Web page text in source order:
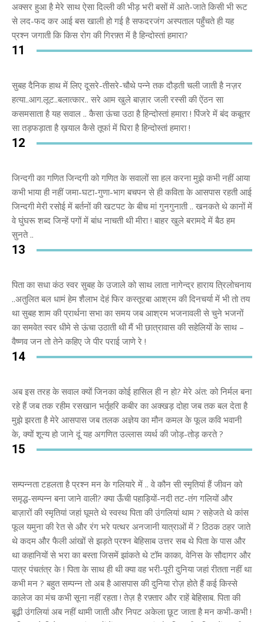
अक्सर हुआ है मेरे साथ ऐसा दिल्ली की भीड़ भरी बसों में आते-जाते किसी भी रूट
से लद-फद कर आई बस खाली हो गई है सफदरजंग अस्पताल पहुँचते ही यह
प्रश्न जगाती कि किस रोग की गिरफ़्त में है हिन्दोस्तां हमारा?
11
सुबह दैनिक हाथ में लिए दूसरे-तीसरे-चौथे पन्ने तक दौड़ती चली जाती है नज़र
हत्या..आग.लूट..बलात्कार.. सरे आम खुले बाज़ार जली रस्सी की ऐंठन सा
कसमसाता है यह सवाल .. कैसा ऊंचा उठा है हिन्दोस्तां हमारा ! पिंजरे में बंद कबूतर
सा तड़फड़ाता है ख़याल कैसे तूफां में घिरा है हिन्दोस्तां हमारा !
12
जिन्दगी का गणित जिन्दगी को गणित के सवालों सा हल करना मुझे कभी नहीं आया
कभी भाया ही नहीं जमा-घटा-गुणा-भाग बचपन से ही कविता के आसपास रहती आई
जिन्दगी मेरी रसोई में बर्तनों की खटपट के बीच मां गुनगुनाती .. खनकते थे कानों में
वे घुंघरू शब्द जिन्हें पगों में बांध नाचती थी मीरा ! बाहर खुले बरामदे में बैठ हम
सुनते ..
13
पिता का सधा कंठ स्वर सुबह के उजाले को साथ लाता नागेन्द्र हाराय त्रिलोचनाय
..अतुलित बल धामं हेम शैलाभ देहं फिर कस्तूरबा आश्रम की दिनचर्या में भी तो तय
था सुबह शाम की प्रार्थना सभा का समय जब आश्रम भजनावली से चुने भजनों
का समवेत स्वर धीमे से ऊंचा उठाती थी मैं भी छात्रावास की सहेलियों के साथ –
वैष्णव जन तो तेने कहिए जे पीर पराई जाणे रे !
14
अब इस तरह के सवाल क्यों जिनका कोई हासिल ही न हो? मेरे अंत: को निर्मल बना
रहे हैं जब तक रहीम रसखान भर्तृहरि कबीर का अक्खड़ दोहा जब तक बल देता है
मुझे झरता है मेरे आसपास जब तलक अज्ञेय का मौन कमल के फूल कवि भवानी
के, क्यों शून्य हो जाने दूं यह अगणित उल्लास व्यर्थ की जोड़-तोड़ करते ?
15
सम्पन्नता टहलता है प्रश्न मन के गलियारे में .. वे कौन सी स्मृतियां हैं जीवन को
समृद्ध-सम्पन्न बना जाने वाली? क्या ऊँची पहाड़ियों-नदी तट-तंग गलियों और
बाज़ारों की स्मृतियां जहां घूमते थे स्वस्थ पिता की उंगलियां थाम ? सहेजते थे कांस
फूल यमुना की रेत से और रंग भरे पत्थर अनजानी यात्राओं में ? ठिठक ठहर जाते
थे कदम और फैली आंखों से झड़ते प्रश्न बेहिसाब उत्तर सब थे पिता के पास और
था कहानियों से भरा का बस्ता जिसमें झांकते थे टॉम काका, वेनिस के सौदागर और
पात्र पंचतंत्र के ! पिता के साथ ही थी क्या वह भरी-पूरी दुनिया जहां रीतता नहीं था
कभी मन ? बहुत सम्पन्न तो अब है आसपास की दुनिया रोज़ होते हैं कई किस्से
का‌लेज का मंच कभी सूना नहीं रहता ! तेज़ है रफ़्तार और राहें बेहिसाब. पिता की
बूढ़ी उंगलियां अब नहीं थामी जाती और निपट अकेला छूट जाता है मन कभी-कभी !